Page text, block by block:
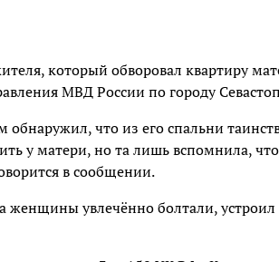
который обворовал квартиру
МВД России по городу
что из его спальни
у матери, но та лишь вспомнила,
в сообщении.
увлечённо болтали, устроил